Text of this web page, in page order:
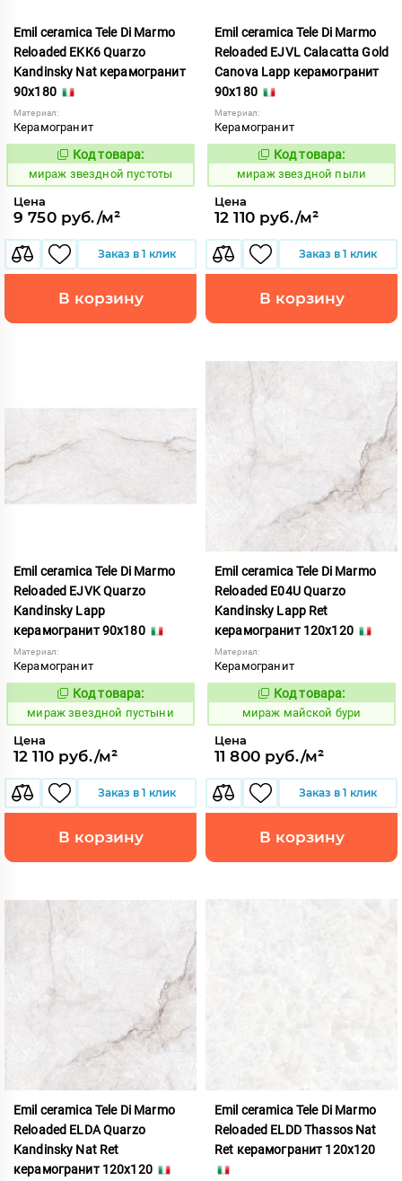
Emil ceramica Tele Di Marmo
Reloaded EKK6 Quarzo
Kandinsky Nat керамогранит
90x180
Материал:
Керамогранит
988074
Код товара:
мираж звездной пустоты
Цена
9 750 руб./м²
Заказ в 1 клик
В корзину
Emil ceramica Tele Di Marmo
Reloaded EJVL Calacatta Gold
Canova Lapp керамогранит
90x180
Материал:
Керамогранит
988076
Код товара:
мираж звездной пыли
Цена
12 110 руб./м²
Заказ в 1 клик
В корзину
Emil ceramica Tele Di Marmo
Reloaded EJVK Quarzo
Kandinsky Lapp
керамогранит 90x180
Материал:
Керамогранит
988075
Код товара:
мираж звездной пустыни
Цена
12 110 руб./м²
Заказ в 1 клик
В корзину
Emil ceramica Tele Di Marmo
Reloaded E04U Quarzo
Kandinsky Lapp Ret
керамогранит 120x120
Материал:
Керамогранит
990755
Код товара:
мираж майской бури
Цена
11 800 руб./м²
Заказ в 1 клик
В корзину
Emil ceramica Tele Di Marmo
Reloaded ELDA Quarzo
Kandinsky Nat Ret
керамогранит 120x120
Emil ceramica Tele Di Marmo
Reloaded ELDD Thassos Nat
Ret керамогранит 120x120